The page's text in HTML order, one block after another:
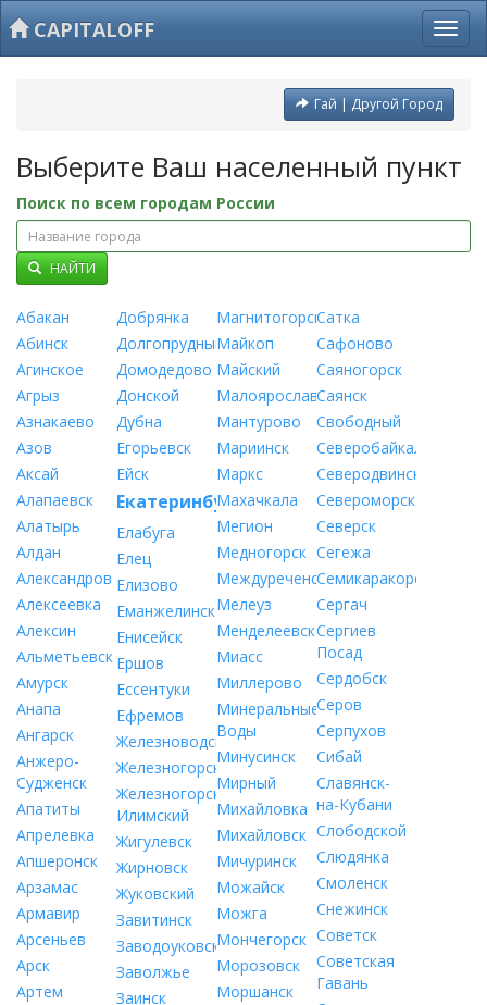
CAPITALOFF
Гай | Другой Город
Выберите Ваш населенный пункт
Поиск по всем городам России
НАЙТИ
Абакан
Абинск
Агинское
Агрыз
Азнакаево
Азов
Аксай
Алапаевск
Алатырь
Алдан
Александров
Алексеевка
Алексин
Альметьевск
Амурск
Анапа
Ангарск
Анжеро-
Судженск
Апатиты
Апрелевка
Апшеронск
Арзамас
Армавир
Арсеньев
Арск
Артем
Добрянка
Долгопрудный
Домодедово
Донской
Дубна
Егорьевск
Ейск
Екатеринбург
Елабуга
Елец
Елизово
Еманжелинск
Енисейск
Ершов
Ессентуки
Ефремов
Железноводск
Железногорск
Железногорск-
Илимский
Жигулевск
Жирновск
Жуковский
Завитинск
Заводоуковск
Заволжье
Заинск
Магнитогорск
Майкоп
Майский
Малоярославец
Мантурово
Мариинск
Маркс
Махачкала
Мегион
Медногорск
Междуреченск
Мелеуз
Менделеевск
Миасс
Миллерово
Минеральные
Воды
Минусинск
Мирный
Михайловка
Михайловск
Мичуринск
Можайск
Можга
Мончегорск
Морозовск
Моршанск
Сатка
Сафоново
Саяногорск
Саянск
Свободный
Северобайкальск
Северодвинск
Североморск
Северск
Сегежа
Семикаракорск
Сергач
Сергиев
Посад
Сердобск
Серов
Серпухов
Сибай
Славянск-
на-Кубани
Слободской
Слюдянка
Смоленск
Снежинск
Советск
Советская
Гавань